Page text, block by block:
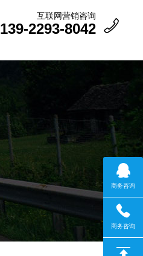
互联网营销咨询
139-2293-8042
商务咨询
商务咨询